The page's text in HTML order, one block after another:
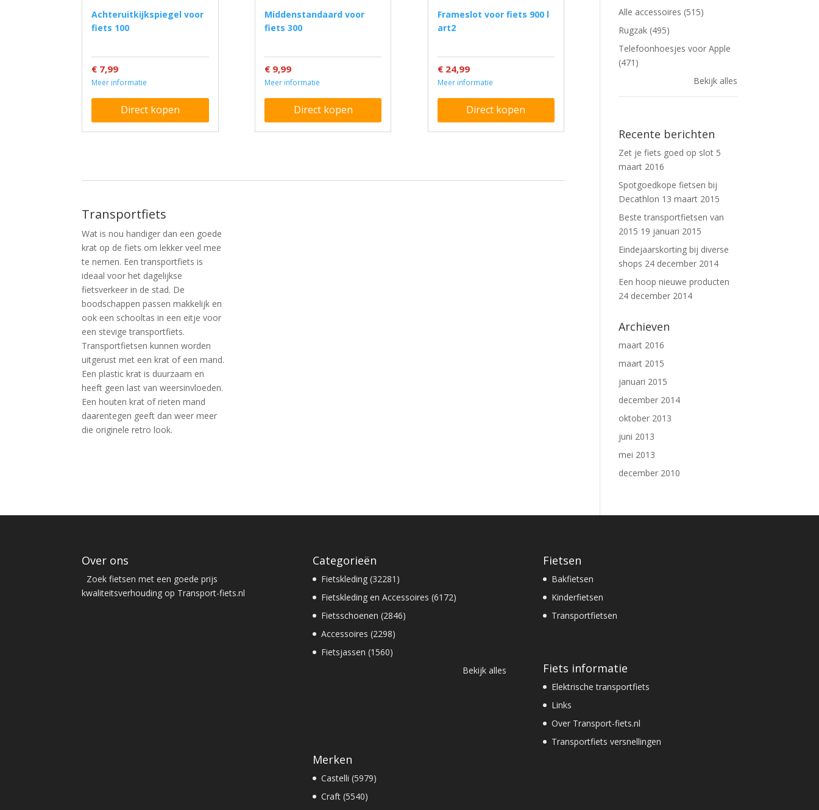
Achteruitkijkspiegel voor
fiets 100
€ 7,99
Meer informatie
Direct kopen
Middenstandaard voor
fiets 300
€ 9,99
Meer informatie
Direct kopen
Frameslot voor fiets 900 l
art2
€ 24,99
Meer informatie
Direct kopen
Transportfiets
Wat is nou handiger dan een goede
krat op de fiets om lekker veel mee
te nemen. Een transportfiets is
ideaal voor het dagelijkse
fietsverkeer in de stad. De
boodschappen passen makkelijk en
ook een schooltas in een eitje voor
een stevige transportfiets.
Transportfietsen kunnen worden
uitgerust met een krat of een mand.
Een plastic krat is duurzaam en
heeft geen last van weersinvloeden.
Een houten krat of rieten mand
daarentegen geeft dan weer meer
die originele retro look.
Alle accessoires (515)
Rugzak (495)
Telefoonhoesjes voor Apple
(471)
Bekijk alles
Recente berichten
Zet je fiets goed op slot 5
maart 2016
Spotgoedkope fietsen bij
Decathlon 13 maart 2015
Beste transportfietsen van
2015 19 januari 2015
Eindejaarskorting bij diverse
shops 24 december 2014
Een hoop nieuwe producten
24 december 2014
Archieven
maart 2016
maart 2015
januari 2015
december 2014
oktober 2013
juni 2013
mei 2013
december 2010
Over ons
Zoek fietsen met een goede prijs
kwaliteitsverhouding op Transport-fiets.nl
Categorieën
Fietskleding (32281)
Fietskleding en Accessoires (6172)
Fietsschoenen (2846)
Accessoires (2298)
Fietsjassen (1560)
Bekijk alles
Merken
Castelli (5979)
Craft (5540)
Fietsen
Bakfietsen
Kinderfietsen
Transportfietsen
Fiets informatie
Elektrische transportfiets
Links
Over Transport-fiets.nl
Transportfiets versnellingen